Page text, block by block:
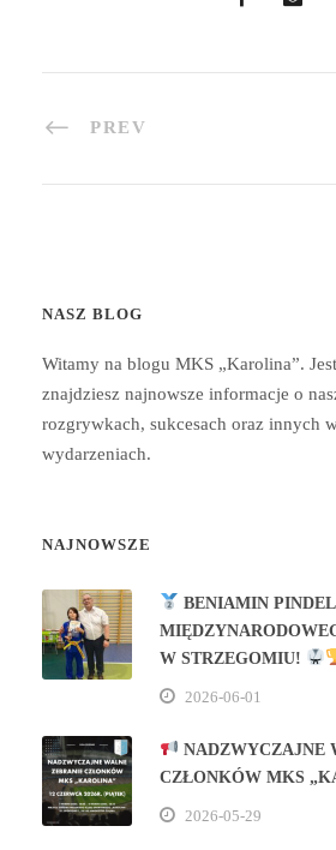
PREV
NASZ BLOG
Witamy na blogu MKS „Karolina”.
znajdziesz najnowsze informacje o
rozgrywkach, sukcesach oraz innych
wydarzeniach.
NAJNOWSZE
BENIAMIN
W STRZEGOMIU!
2026-06-01
NADZWYCZAJNE
CZŁONKÓW MKS
2026-05-29